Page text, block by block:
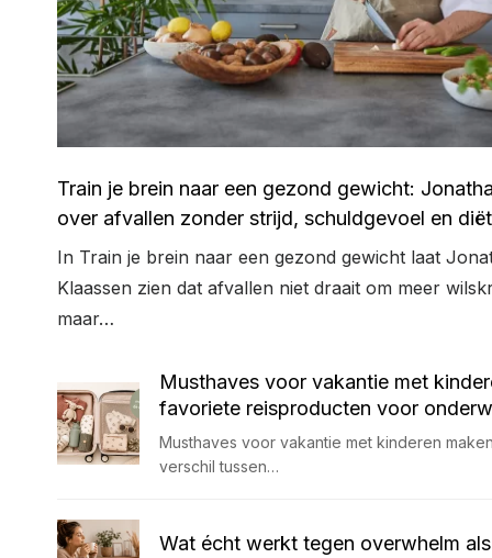
Train je brein naar een gezond gewicht:
over afvallen zonder strijd, schuldgevoel en
In Train je brein naar een gezond gewicht laat
Klaassen zien dat afvallen niet draait om meer
maar…
Musthaves voor vakantie met
favoriete reisproducten voor
Musthaves voor vakantie met kinderen
verschil tussen…
Wat écht werkt tegen overwhelm